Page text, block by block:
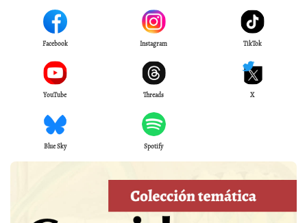
Facebook Instagram TikTok
YouTube Threads X
Blue Sky Spotify